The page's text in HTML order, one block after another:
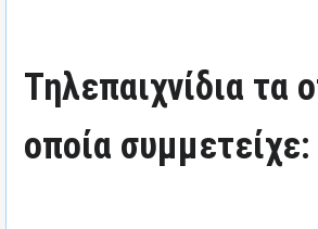
Τηλεπαιχνίδια τα
οποία συμμετείχε: